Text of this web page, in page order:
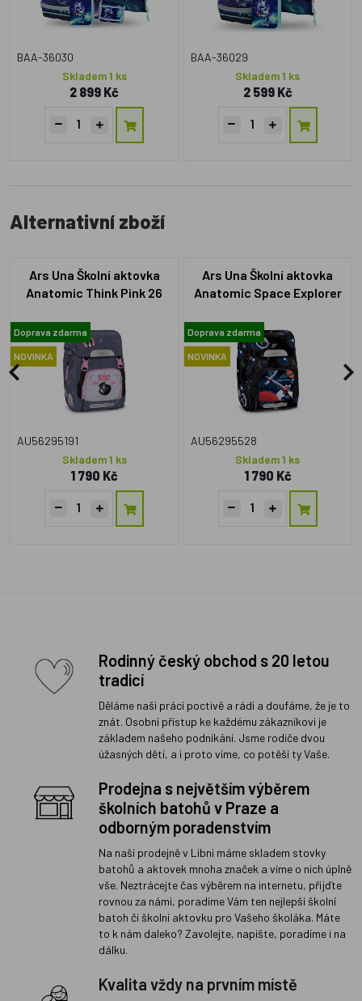
BAA-36030
Skladem 1 ks
2 899 Kč
BAA-36029
Skladem 1 ks
2 599 Kč
Alternativní zboží
Ars Una Školní aktovka
Anatomic Think Pink 26
Doprava zdarma
NOVINKA
AU56295191
Skladem 1 ks
1 790 Kč
Ars Una Školní aktovka
Anatomic Space Explorer
Doprava zdarma
NOVINKA
AU56295528
Skladem 1 ks
1 790 Kč
Rodinný český obchod s 20 letou
tradicí
Děláme naši práci poctivě a rádi a doufáme, že je to
znát. Osobní přístup ke každému zákazníkovi je
základem našeho podnikání. Jsme rodiče dvou
úžasných dětí, a i proto víme, co potěší ty Vaše.
Prodejna s největším výběrem
školních batohů v Praze a
odborným poradenstvím
Na naší prodejně v Libni máme skladem stovky
batohů a aktovek mnoha značek a víme o nich úplně
vše. Neztrácejte čas výběrem na internetu, přijďte
rovnou za námi, poradíme Vám ten nejlepší školní
batoh či školní aktovku pro Vašeho školáka. Máte
to k nám daleko? Zavolejte, napište, poradíme i na
dálku.
Kvalita vždy na prvním místě